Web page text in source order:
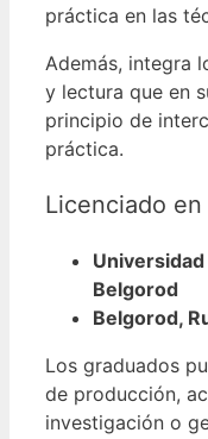
práctica en las
Además, integra
y lectura que en
principio de
práctica.
Licenciado
Belgorod
Belgorod,
Los graduados
de producción,
investigación o